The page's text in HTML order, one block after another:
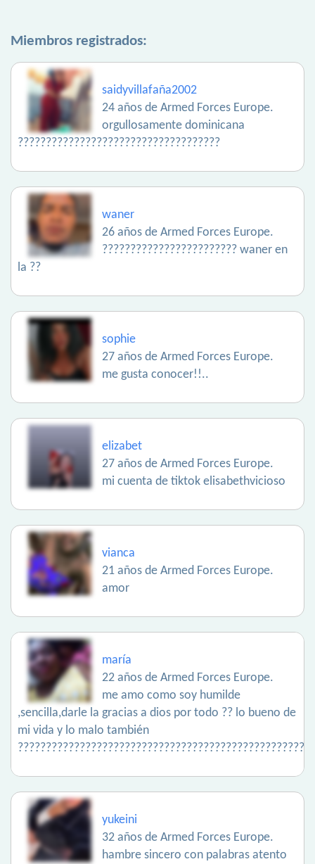
Miembros registrados:
saidyvillafaña2002
24 años de Armed Forces Europe.
orgullosamente dominicana
????????????????????????????????????
waner
26 años de Armed Forces Europe.
???????????????????????? waner en
la ??
sophie
27 años de Armed Forces Europe.
me gusta conocer!!..
elizabet
27 años de Armed Forces Europe.
mi cuenta de tiktok elisabethvicioso
vianca
21 años de Armed Forces Europe.
amor
maría
22 años de Armed Forces Europe.
me amo como soy humilde
,sencilla,darle la gracias a dios por todo ?? lo bueno de
mi vida y lo malo también
yukeini
32 años de Armed Forces Europe.
hambre sincero con palabras atento